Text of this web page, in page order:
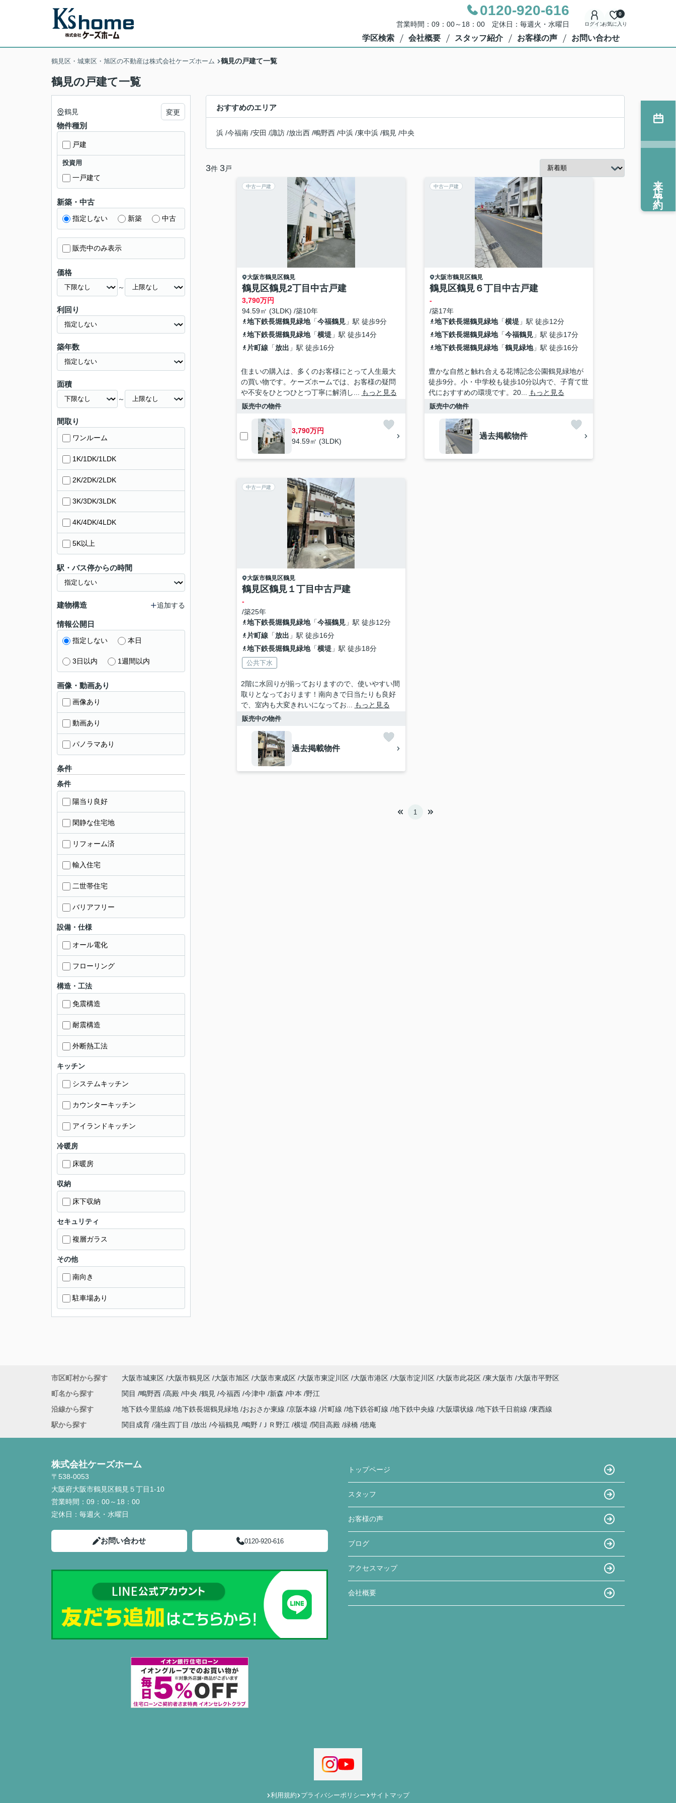
0120-920-616
営業時間：09：00～18：00 定休日：毎週火・水曜日 ログインお気に入り
0
学区検索 会社概要 スタッフ紹介 お客様の声 お問い合わせ
鶴見区・城東区・旭区の不動産は株式会社ケーズホーム 鶴見の戸建て一覧
鶴見の戸建て一覧
おすすめのエリア
浜 /今福南 /安田 /諏訪 /放出西 /鴫野西 /中浜 /東中浜 /鶴見 /中央
3件 3戸
中古一戸建
大阪市鶴見区鶴見
鶴見区鶴見2丁目中古戸建
3,790万円
94.59㎡ (3LDK) /築10年
地下鉄長堀鶴見緑地「今福鶴見」駅 徒歩9分
地下鉄長堀鶴見緑地「横堤」駅 徒歩14分
片町線「放出 」駅 徒歩16分
住まいの購入は、多くのお客様にとって人生最大
の買い物です。ケーズホームでは、お客様の疑問
や不安をひとつひとつ丁寧に解消し...
もっと見る
販売中の物件
3,790万円
94.59㎡ (3LDK)
中古一戸建
大阪市鶴見区鶴見
鶴見区鶴見６丁目中古戸建
-
/築17年
地下鉄長堀鶴見緑地「横堤」駅 徒歩12分
地下鉄長堀鶴見緑地「今福鶴見」駅 徒歩17分
地下鉄長堀鶴見緑地「鶴見緑地」駅 徒歩16分
豊かな自然と触れ合える花博記念公園鶴見緑地が
徒歩9分。小・中学校も徒歩10分以内で、子育て世
代におすすめの環境です。20...
もっと見る
販売中の物件
過去掲載物件
中古一戸建
大阪市鶴見区鶴見
鶴見区鶴見１丁目中古戸建
-
/築25年
地下鉄長堀鶴見緑地「今福鶴見」駅 徒歩12分
片町線「放出 」駅 徒歩16分
地下鉄長堀鶴見緑地「横堤」駅 徒歩18分
公共下水
2階に水回りが揃っておりますので、使いやすい間
取りとなっております！南向きで日当たりも良好
で、室内も大変きれいになってお...
もっと見る
販売中の物件
過去掲載物件
1
鶴見 変更
物件種別
戸建
投資用
一戸建て
新築・中古
指定しない 新築 中古
販売中のみ表示
価格
～
利回り
築年数
面積
～
間取り
ワンルーム
1K/1DK/1LDK
2K/2DK/2LDK
3K/3DK/3LDK
4K/4DK/4LDK
5K以上
駅・バス停からの時間
建物構造 追加する
情報公開日
指定しない 本日
3日以内 1週間以内
画像・動画あり
画像あり
動画あり
パノラマあり
条件
条件
陽当り良好
閑静な住宅地
リフォーム済
輸入住宅
二世帯住宅
バリアフリー
設備・仕様
オール電化
フローリング
構造・工法
免震構造
耐震構造
外断熱工法
キッチン
システムキッチン
カウンターキッチン
アイランドキッチン
冷暖房
床暖房
収納
床下収納
セキュリティ
複層ガラス
その他
南向き
駐車場あり
来店予約
市区町村から探す 大阪市城東区 大阪市鶴見区 大阪市旭区 大阪市東成区 大阪市東淀川区 大阪市港区 大阪市淀川区 大阪市此花区 東大阪市 大阪市平野区
町名から探す
関目 鴫野西 高殿 中央 鶴見 今福西 今津中 新森 中本
野江
沿線から探す
地下鉄今里筋線 地下鉄長堀鶴見緑地 おおさか東線 京阪本線 片町線 地下鉄谷町線 地下鉄中央線 大阪環状線 地下鉄千日前線 東西線
駅から探す
関目成育 蒲生四丁目 放出 今福鶴見 鴫野 ＪＲ野江 横堤 関目高殿 緑橋 徳庵
株式会社ケーズホーム
〒538-0053
大阪府大阪市鶴見区鶴見５丁目1-10
営業時間： 09：00～18：00
定休日： 毎週火・水曜日
お問い合わせ 0120-920-616
トップページ
スタッフ
お客様の声
ブログ
アクセスマップ
会社概要
利用規約 プライバシーポリシー サイトマップ